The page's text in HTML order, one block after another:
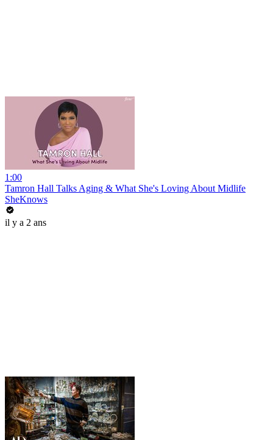
1:00
Tamron Hall Talks Aging & What She's Loving About Midlife
SheKnows
il y a 2 ans